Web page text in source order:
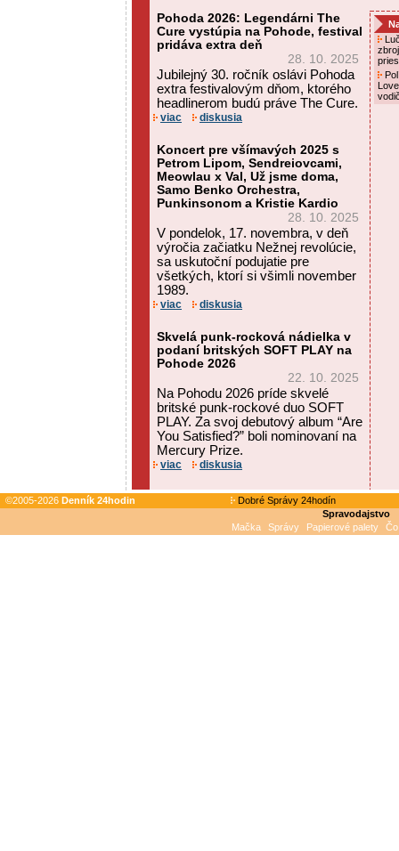
Pohoda 2026: Legendárni The
Cure vystúpia na Pohode, festival
pridáva extra deň
28. 10. 2025
Jubilejný 30. ročník oslávi Pohoda
extra festivalovým dňom, ktorého
headlinerom budú práve The Cure.
viac diskusia
Koncert pre všímavých 2025 s
Petrom Lipom, Sendreiovcami,
Meowlau x Val, Už jsme doma,
Samo Benko Orchestra,
Punkinsonom a Kristie Kardio
28. 10. 2025
V pondelok, 17. novembra, v deň
výročia začiatku Nežnej revolúcie,
sa uskutoční podujatie pre
všetkých, ktorí si všimli november
1989.
viac diskusia
Skvelá punk-rocková nádielka v
podaní britských SOFT PLAY na
Pohode 2026
22. 10. 2025
Na Pohodu 2026 príde skvelé
britské punk-rockové duo SOFT
PLAY. Za svoj debutový album “Are
You Satisfied?” boli nominovaní na
Mercury Prize.
viac diskusia
©2005-2026 Denník 24hodin
Dobré Správy 24hodín
Spravodajstvo
Mačka
Správy Papierové palety